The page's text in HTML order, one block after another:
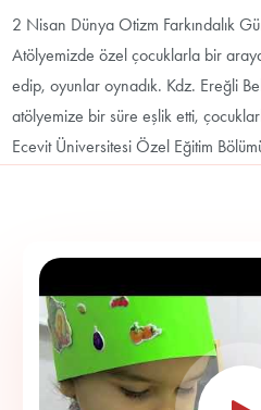
2 Nisan Dünya Otizm Farkındalık
Atölyemizde özel çocuklarla bir
edip, oyunlar oynadık. Kdz. Ereğli
atölyemize bir süre eşlik etti,
Ecevit Üniversitesi Özel Eğitim